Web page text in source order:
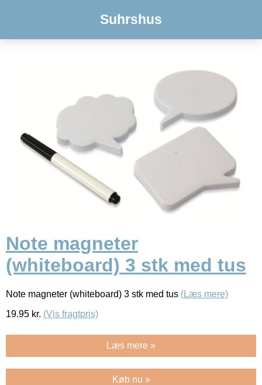
Suhrshus
Note magneter
(whiteboard) 3 stk med tus
Note magneter (whiteboard) 3 stk med tus (Læs mere)
19.95 kr. (Vis fragtpris)
Læs mere »
Køb nu »